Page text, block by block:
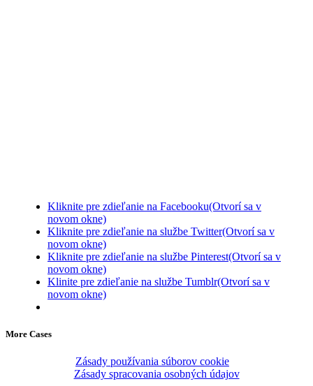
Kliknite pre zdieľanie na Facebooku(Otvorí sa v
novom okne)
Kliknite pre zdieľanie na službe Twitter(Otvorí sa v
novom okne)
Kliknite pre zdieľanie na službe Pinterest(Otvorí sa v
novom okne)
Klinite pre zdieľanie na službe Tumblr(Otvorí sa v
novom okne)
More Cases
Zásady používania súborov cookie
Zásady spracovania osobných údajov